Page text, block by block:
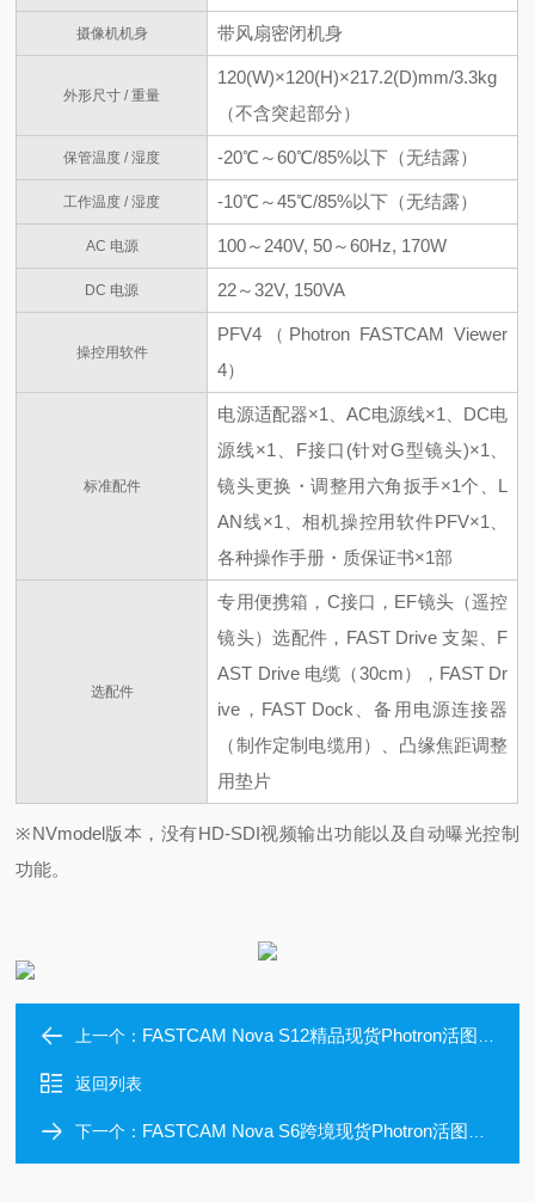
摄像机机身 带风扇密闭机身
外形尺寸 / 重量
120(W)×120(H)×217.2(D)mm/3.3kg
（不含突起部分）
保管温度 / 湿度 -20℃～60℃/85%以下（无结露）
工作温度 / 湿度 -10℃～45℃/85%以下（无结露）
AC 电源 100～240V, 50～60Hz, 170W
DC 电源 22～32V, 150VA
操控用软件
PFV4（Photron FASTCAM Viewer
4）
标准配件
电源适配器×1、AC电源线×1、DC电
源线×1、F接口(针对G型镜头)×1、
镜头更换・调整用六角扳手×1个、L
AN线×1、相机操控用软件PFV×1、
各种操作手册・质保证书×1部
选配件
专用便携箱，C接口，EF镜头（遥控
镜头）选配件，FAST Drive 支架、F
AST Drive 电缆（30cm），FAST Dr
ive，FAST Dock、备用电源连接器
（制作定制电缆用）、凸缘焦距调整
用垫片
※NVmodel版本，没有HD-SDI视频输出功能以及自动曝光控制
功能。
上一个： FASTCAM Nova S12精品现货Photron活图隆一体式高速摄像机
返回列表
下一个： FASTCAM Nova S6跨境现货Photron活图隆一体式高速摄像机